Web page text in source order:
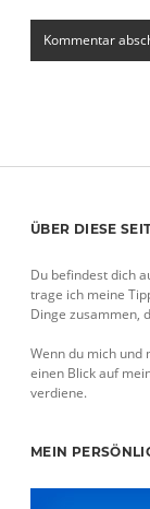
ÜBER DIESE
Du befindest dich
trage ich meine
Dinge zusammen,
Wenn du mich und
einen Blick auf
verdiene.
MEIN